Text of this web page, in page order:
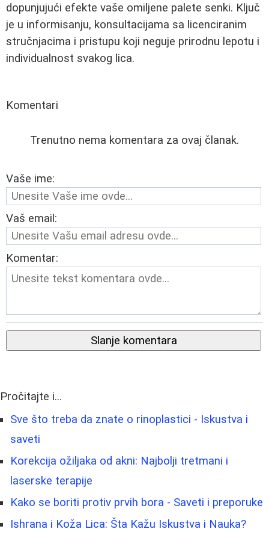
dopunjujući efekte vaše omiljene palete senki. Ključ
je u informisanju, konsultacijama sa licenciranim
stručnjacima i pristupu koji neguje prirodnu lepotu i
individualnost svakog lica.
Komentari
Trenutno nema komentara za ovaj članak.
Vaše ime:
Vaš email:
Komentar:
Slanje komentara
Pročitajte i...
Sve što treba da znate o rinoplastici - Iskustva i
saveti
Korekcija ožiljaka od akni: Najbolji tretmani i
laserske terapije
Kako se boriti protiv prvih bora - Saveti i preporuke
Ishrana i Koža Lica: Šta Kažu Iskustva i Nauka?